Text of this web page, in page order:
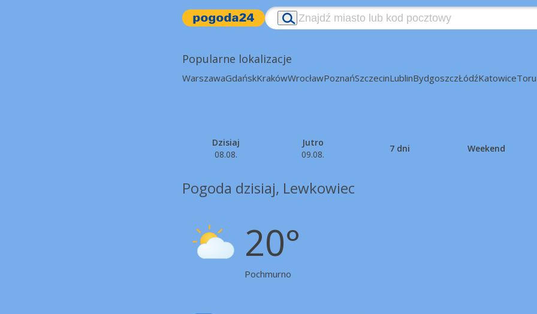
Popularne lokalizacje
WarszawaGdańskKrakówWrocławPoznańSzczecinLublinBydgoszczŁódźKatowice
Dzisiaj
08.08.
Jutro
09.08.
7 dni Weekend
Pogoda dzisiaj, Lewkowiec
20°
Pochmurno